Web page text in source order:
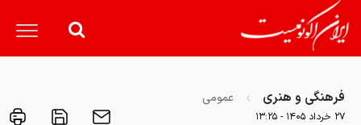
فرهنگی و هنری عمومی
۲۷ خرداد ۱۴۰۵ - ۱۳:۲۵